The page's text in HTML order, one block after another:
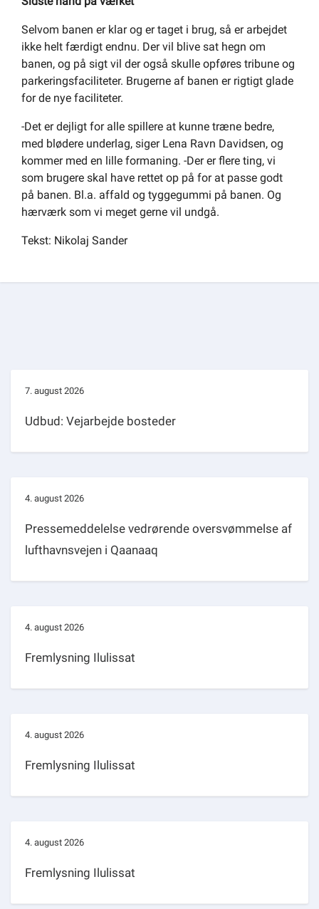
Selvom banen er klar og er taget i brug, så er arbejdet
ikke helt færdigt endnu. Der vil blive sat hegn om
banen, og på sigt vil der også skulle opføres tribune og
parkeringsfaciliteter. Brugerne af banen er rigtigt glade
for de nye faciliteter.
-Det er dejligt for alle spillere at kunne træne bedre,
med blødere underlag, siger Lena Ravn Davidsen, og
kommer med en lille formaning. -Der er flere ting, vi
som brugere skal have rettet op på for at passe godt
på banen. Bl.a. affald og tyggegummi på banen. Og
hærværk som vi meget gerne vil undgå.
Tekst: Nikolaj Sander
7. august 2026
Udbud: Vejarbejde bosteder
4. august 2026
Pressemeddelelse vedrørende oversvømmelse af
lufthavnsvejen i Qaanaaq
4. august 2026
Fremlysning Ilulissat
4. august 2026
Fremlysning Ilulissat
4. august 2026
Fremlysning Ilulissat